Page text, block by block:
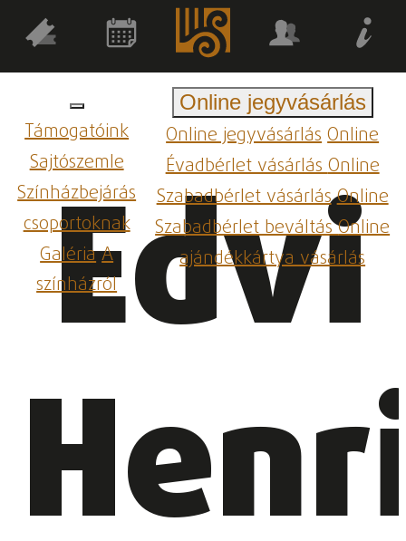
Támogatóink
Sajtószemle
Színházbejárás
csoportoknak
GalériaA
színházról
Online jegyvásárlás
Online jegyvásárlásOnline
Évadbérlet vásárlásOnline
Szabadbérlet vásárlásOnline
Szabadbérlet beváltásOnline
ajándékkártya vásárlás
Edvi